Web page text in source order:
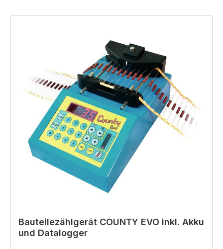
Bauteilezählgerät COUNTY EVO inkl. Akku
und Datalogger